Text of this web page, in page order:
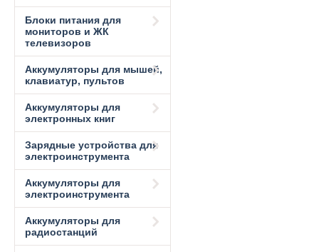
Блоки питания для
мониторов и ЖК
телевизоров
Аккумуляторы для мышей,
клавиатур, пультов
Аккумуляторы для
электронных книг
Зарядные устройства для
электроинструмента
Аккумуляторы для
электроинструмента
Аккумуляторы для
радиостанций